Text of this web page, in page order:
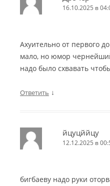
16.10.2025 в
Ахуительно от первого
мало, но юмор
надо было схвавать
Ответить ↓
йцуцййцу
12.12.2025 в
бигбаеву надо руки